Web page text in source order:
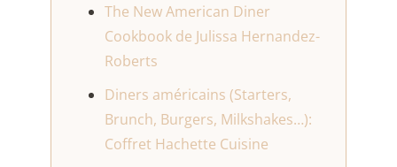
The New American Diner
Cookbook de Julissa Hernandez-
Roberts
Diners américains (Starters,
Brunch, Burgers, Milkshakes…):
Coffret Hachette Cuisine